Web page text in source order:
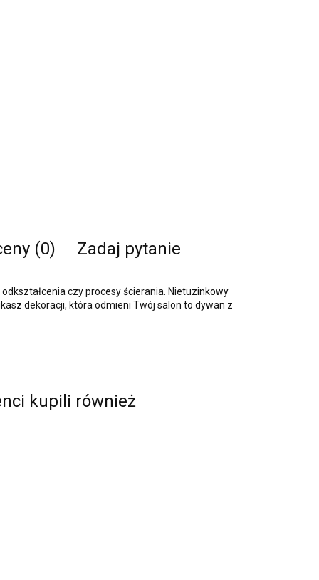
(0) Zadaj pytanie
czy procesy ścierania. Nietuzinkowy
dekoracji, która odmieni Twój salon to dywan z
kupili również